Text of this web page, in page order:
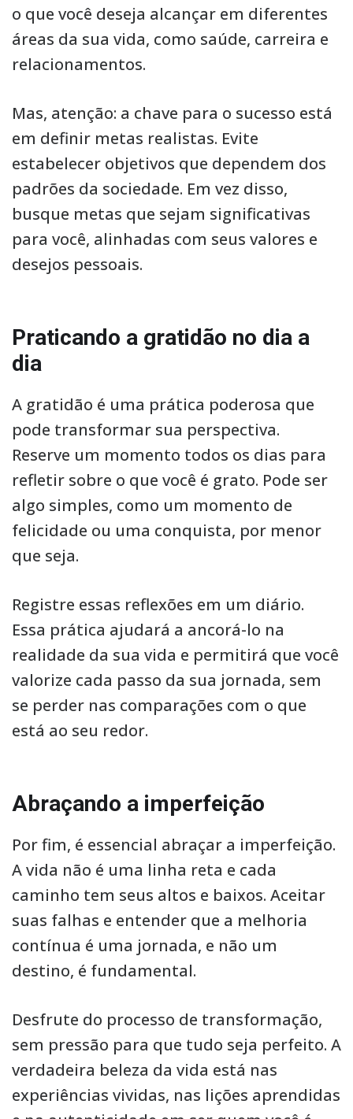
o que você deseja alcançar em diferentes
áreas da sua vida, como saúde, carreira e
relacionamentos.
Mas, atenção: a chave para o sucesso está
em definir metas realistas. Evite
estabelecer objetivos que dependem dos
padrões da sociedade. Em vez disso,
busque metas que sejam significativas
para você, alinhadas com seus valores e
desejos pessoais.
Praticando a gratidão no dia a
dia
A gratidão é uma prática poderosa que
pode transformar sua perspectiva.
Reserve um momento todos os dias para
refletir sobre o que você é grato. Pode ser
algo simples, como um momento de
felicidade ou uma conquista, por menor
que seja.
Registre essas reflexões em um diário.
Essa prática ajudará a ancorá-lo na
realidade da sua vida e permitirá que você
valorize cada passo da sua jornada, sem
se perder nas comparações com o que
está ao seu redor.
Abraçando a imperfeição
Por fim, é essencial abraçar a imperfeição.
A vida não é uma linha reta e cada
caminho tem seus altos e baixos. Aceitar
suas falhas e entender que a melhoria
contínua é uma jornada, e não um
destino, é fundamental.
Desfrute do processo de transformação,
sem pressão para que tudo seja perfeito. A
verdadeira beleza da vida está nas
experiências vividas, nas lições aprendidas